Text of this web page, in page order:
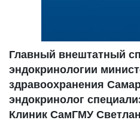
Главный внештатный
эндокринологии
здравоохранения
эндокринолог
Клиник СамГМУ